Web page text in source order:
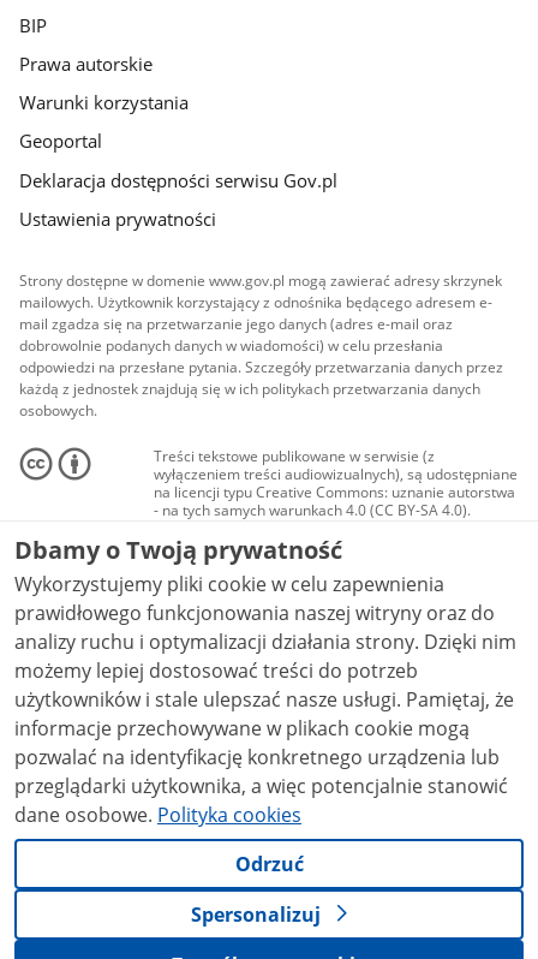
BIP
Prawa autorskie
Warunki korzystania
Geoportal
Deklaracja dostępności serwisu Gov.pl
Ustawienia prywatności
Strony dostępne w domenie www.gov.pl mogą zawierać adresy skrzynek
mailowych. Użytkownik korzystający z odnośnika będącego adresem e-
mail zgadza się na przetwarzanie jego danych (adres e-mail oraz
dobrowolnie podanych danych w wiadomości) w celu przesłania
odpowiedzi na przesłane pytania. Szczegóły przetwarzania danych przez
każdą z jednostek znajdują się w ich politykach przetwarzania danych
osobowych.
Treści tekstowe publikowane w serwisie (z
wyłączeniem treści audiowizualnych), są udostępniane
na licencji typu Creative Commons: uznanie autorstwa
- na tych samych warunkach 4.0 (CC BY-SA 4.0).
Materiały audiowizualne, w tym zdjęcia, materiały
audio i wideo, są udostępniane na licencji typu
Creative Commons: uznanie autorstwa użycie
niekomercyjne - bez utworów zależnych 4.0 (CC BY-
NC-ND 4.0), o ile nie jest to stwierdzone inaczej.
Dbamy o Twoją prywatność
Wykorzystujemy pliki cookie w celu zapewnienia
prawidłowego funkcjonowania naszej witryny oraz do
analizy ruchu i optymalizacji działania strony. Dzięki nim
możemy lepiej dostosować treści do potrzeb
użytkowników i stale ulepszać nasze usługi. Pamiętaj, że
informacje przechowywane w plikach cookie mogą
pozwalać na identyfikację konkretnego urządzenia lub
przeglądarki użytkownika, a więc potencjalnie stanowić
dane osobowe. Polityka cookies
Odrzuć
Spersonalizuj